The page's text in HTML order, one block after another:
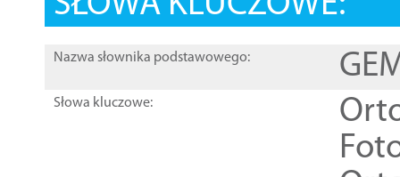
Nazwa słownika podstawowego:
Słowa kluczowe: